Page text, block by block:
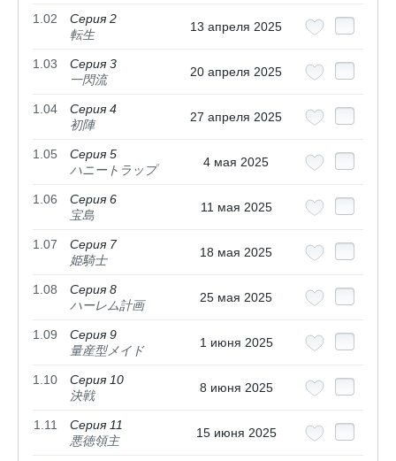
1.02
Серия 2
転生
13 апреля 2025
1.03
Серия 3
一閃流
20 апреля 2025
1.04
Серия 4
初陣
27 апреля 2025
1.05
Серия 5
ハニートラップ
4 мая 2025
1.06
Серия 6
宝島
11 мая 2025
1.07
Серия 7
姫騎士
18 мая 2025
1.08
Серия 8
ハーレム計画
25 мая 2025
1.09
Серия 9
量産型メイド
1 июня 2025
1.10
Серия 10
決戦
8 июня 2025
1.11
Серия 11
悪徳領主
15 июня 2025